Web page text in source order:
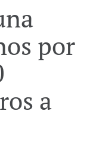
por
a